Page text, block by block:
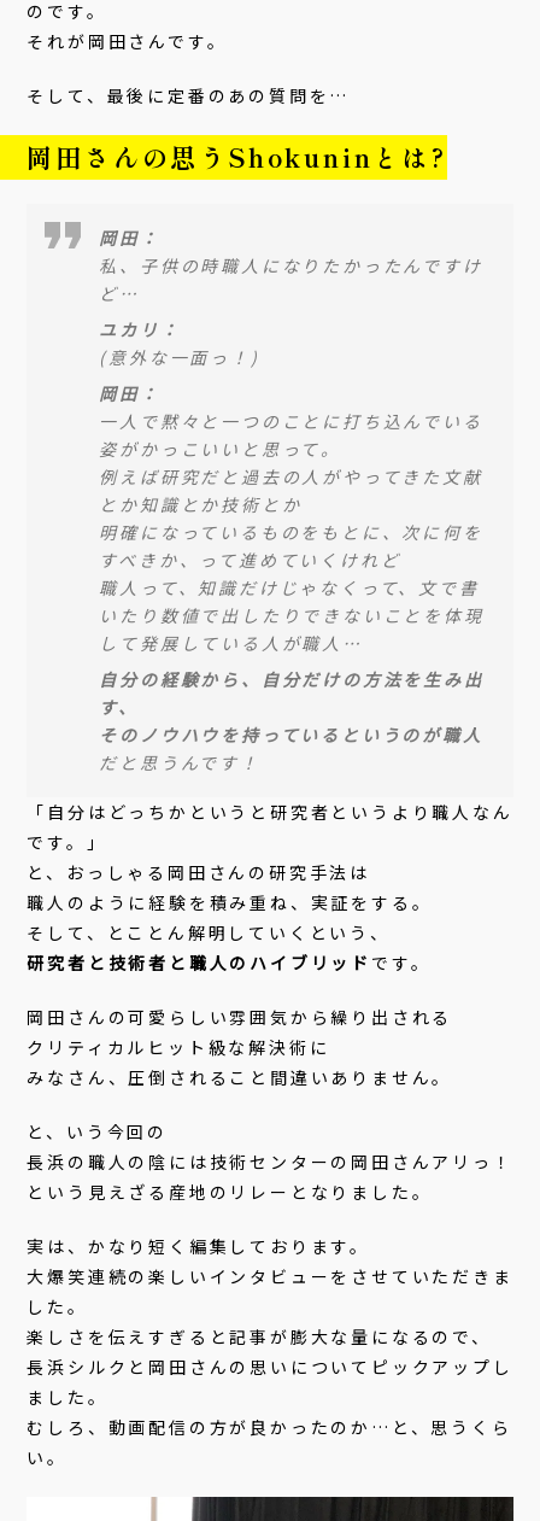
のです。
それが岡田さんです。
そして、最後に定番のあの質問を…
岡田さんの思うShokuninとは?
岡田：
私、子供の時職人になりたかったんですけ
ど…
ユカリ：
(意外な一面っ！)
岡田：
一人で黙々と一つのことに打ち込んでいる
姿がかっこいいと思って。
例えば研究だと過去の人がやってきた文献
とか知識とか技術とか
明確になっているものをもとに、次に何を
すべきか、って進めていくけれど
職人って、知識だけじゃなくって、文で書
いたり数値で出したりできないことを体現
して発展している人が職人…
自分の経験から、自分だけの方法を生み出
す、
そのノウハウを持っているというのが職人
だと思うんです！
「自分はどっちかというと研究者というより職人なん
です。」
と、おっしゃる岡田さんの研究手法は
職人のように経験を積み重ね、実証をする。
そして、とことん解明していくという、
研究者と技術者と職人のハイブリッド です。
岡田さんの可愛らしい雰囲気から繰り出される
クリティカルヒット級な解決術に
みなさん、圧倒されること間違いありません。
と、いう今回の
長浜の職人の陰には技術センターの岡田さんアリっ！
という見えざる産地のリレーとなりました。
実は、かなり短く編集しております。
大爆笑連続の楽しいインタビューをさせていただきま
した。
楽しさを伝えすぎると記事が膨大な量になるので、
長浜シルクと岡田さんの思いについてピックアップし
ました。
むしろ、動画配信の方が良かったのか…と、思うくら
い。